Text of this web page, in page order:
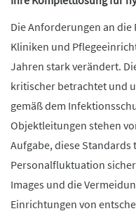
Die Anforderungen an
Kliniken und
Jahren stark verändert.
kritischer betrachtet und
gemäß dem
Objektleitungen stehen
Aufgabe, diese
Personalfluktuation
Images und die
Einrichtungen von